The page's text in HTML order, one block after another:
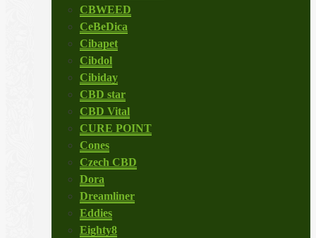
CBWEED
CeBeDica
Cibapet
Cibdol
Cibiday
CBD star
CBD Vital
CURE POINT
Cones
Czech CBD
Dora
Dreamliner
Eddies
Eighty8